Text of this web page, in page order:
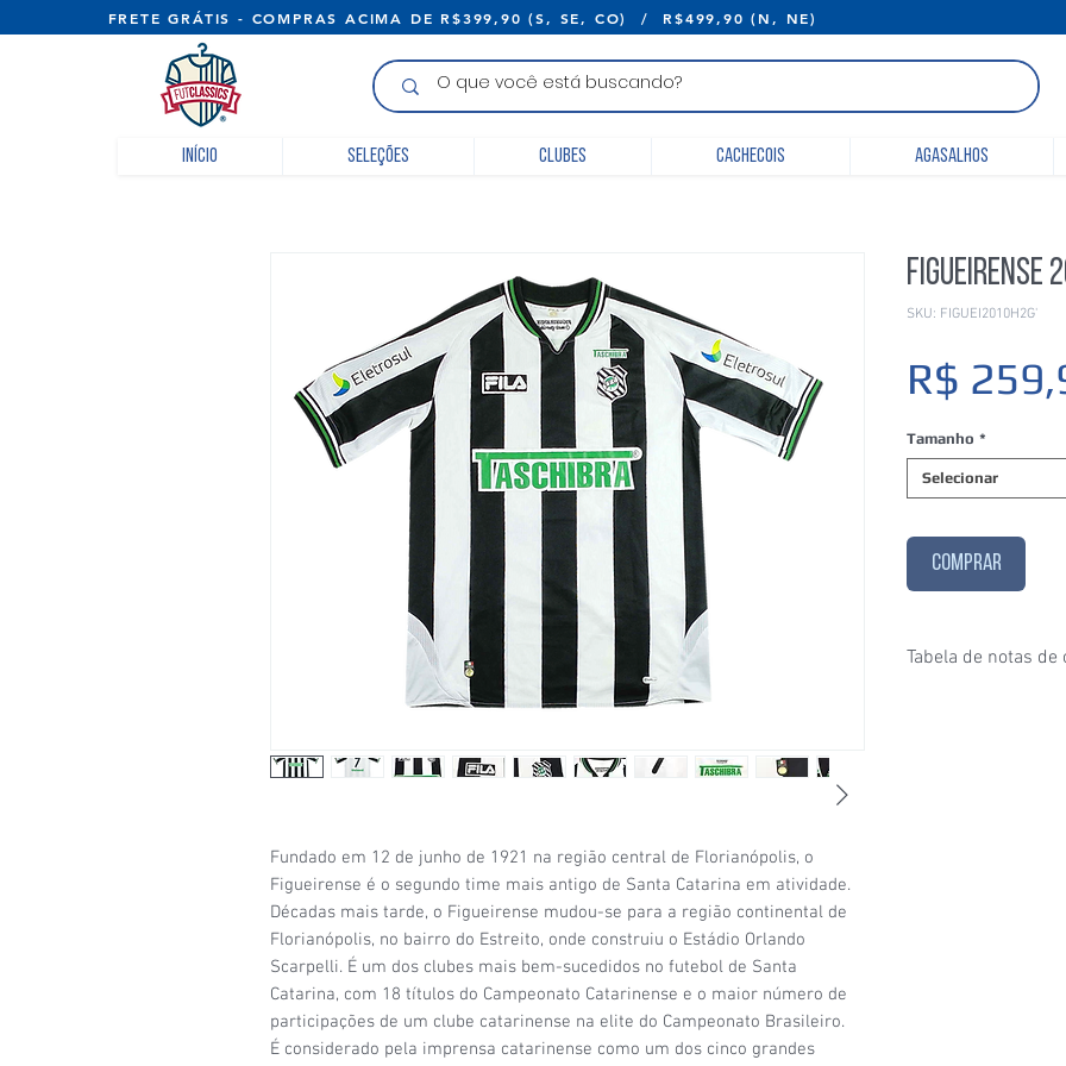
FRETE GRÁTIS - COMPRAS ACIMA DE R$399,90 (S, SE, CO) / R$499,90 (N,
Início Seleções Clubes Cachecois Agasalhos
Fundado em 12 de junho de 1921 na região central de Florianópolis, o
Figueirense é o segundo time mais antigo de Santa Catarina em atividade.
Décadas mais tarde, o Figueirense mudou-se para a região continental de
Florianópolis, no bairro do Estreito, onde construiu o Estádio Orlando
Scarpelli. É um dos clubes mais bem-sucedidos no futebol de Santa
Catarina, com 18 títulos do Campeonato Catarinense e o maior número de
participações de um clube catarinense na elite do Campeonato Brasileiro.
É considerado pela imprensa catarinense como um dos cinco grandes
Figueirense
SKU: FIGUEI2010H2G'
R$
Tamanho *
Selecionar
COMPRAR
Tabela de notas de